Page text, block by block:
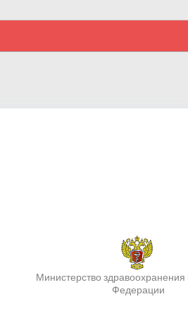
Министерство здравоохранения
Федерации